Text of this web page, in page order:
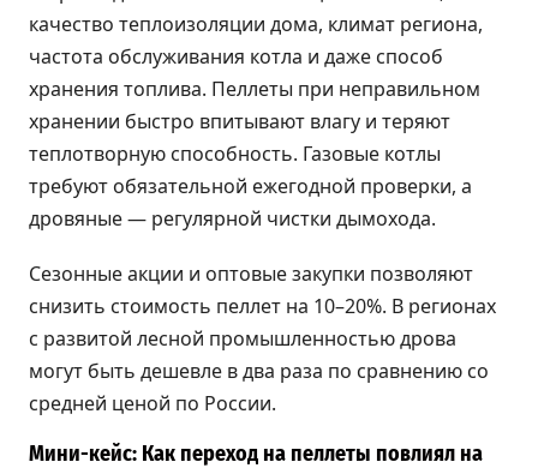
качество теплоизоляции дома, климат региона,
частота обслуживания котла и даже способ
хранения топлива. Пеллеты при неправильном
хранении быстро впитывают влагу и теряют
теплотворную способность. Газовые котлы
требуют обязательной ежегодной проверки, а
дровяные — регулярной чистки дымохода.
Сезонные акции и оптовые закупки позволяют
снизить стоимость пеллет на 10–20%. В регионах
с развитой лесной промышленностью дрова
могут быть дешевле в два раза по сравнению со
средней ценой по России.
Мини-кейс: Как переход на пеллеты повлиял на